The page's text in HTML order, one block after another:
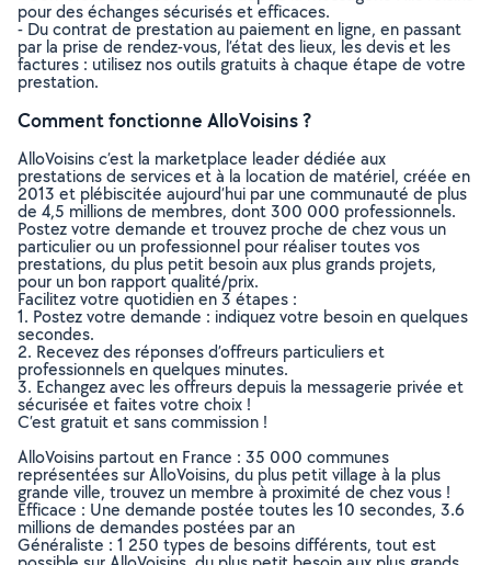
pour des échanges sécurisés et efficaces.
- Du contrat de prestation au paiement en ligne, en passant
par la prise de rendez-vous, l’état des lieux, les devis et les
factures : utilisez nos outils gratuits à chaque étape de votre
prestation.
Comment fonctionne AlloVoisins ?
AlloVoisins c’est la marketplace leader dédiée aux
prestations de services et à la location de matériel, créée en
2013 et plébiscitée aujourd’hui par une communauté de plus
de 4,5 millions de membres, dont 300 000 professionnels.
Postez votre demande et trouvez proche de chez vous un
particulier ou un professionnel pour réaliser toutes vos
prestations, du plus petit besoin aux plus grands projets,
pour un bon rapport qualité/prix.
Facilitez votre quotidien en 3 étapes :
1. Postez votre demande : indiquez votre besoin en quelques
secondes.
2. Recevez des réponses d’offreurs particuliers et
professionnels en quelques minutes.
3. Echangez avec les offreurs depuis la messagerie privée et
sécurisée et faites votre choix !
C’est gratuit et sans commission !
AlloVoisins partout en France : 35 000 communes
représentées sur AlloVoisins, du plus petit village à la plus
grande ville, trouvez un membre à proximité de chez vous !
Efficace : Une demande postée toutes les 10 secondes, 3.6
millions de demandes postées par an
Généraliste : 1 250 types de besoins différents, tout est